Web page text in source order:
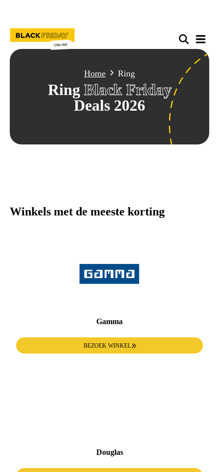
Home Ring
Ring Black Friday
Deals 2026
Winkels met de meeste korting
Gamma
BEZOEK WINKEL
Douglas